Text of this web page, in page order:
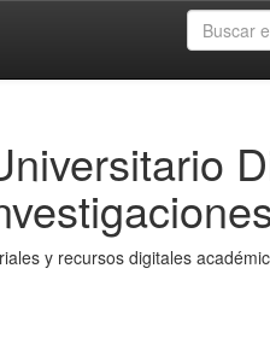
y recursos digitales